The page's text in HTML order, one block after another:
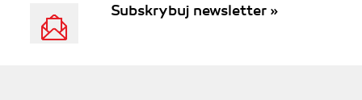
Subskrybuj newsletter »